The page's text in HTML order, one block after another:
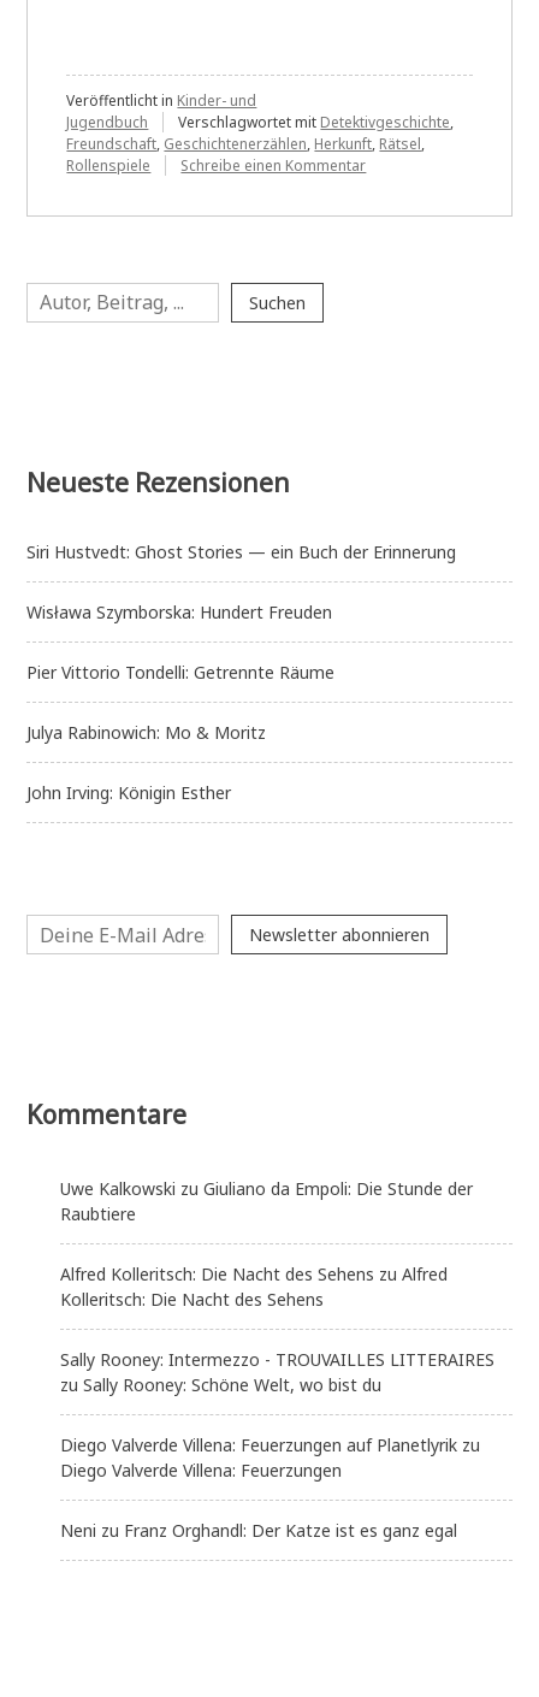
Veröffentlicht in Kinder- und
Jugendbuch
Verschlagwortet mit Detektivgeschichte,
Freundschaft, Geschichtenerzählen, Herkunft, Rätsel,
Rollenspiele
Schreibe einen Kommentarzu
Suchen
Suchen
Neueste Rezensionen
Siri Hustvedt: Ghost Stories — ein Buch der Erinnerung
Wisława Szymborska: Hundert Freuden
Pier Vittorio Tondelli: Getrennte Räume
Julya Rabinowich: Mo & Moritz
John Irving: Königin Esther
Newsletter abonnieren
Kommentare
Uwe Kalkowski zuGiuliano da Empoli: Die Stunde der
Raubtiere
Alfred Kolleritsch: Die Nacht des Sehens zuAlfred
Kolleritsch: Die Nacht des Sehens
Sally Rooney: Intermezzo - TROUVAILLES LITTERAIRES
zuSally Rooney: Schöne Welt, wo bist du
Diego Valverde Villena: Feuerzungen auf Planetlyrik zu
Diego Valverde Villena: Feuerzungen
Neni zu Franz Orghandl: Der Katze ist es ganz egal